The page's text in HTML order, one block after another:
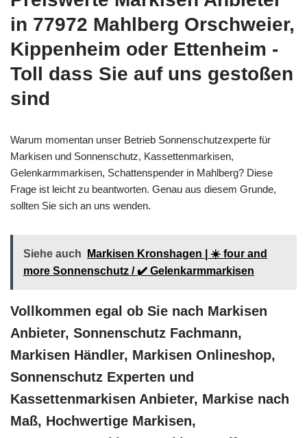
in 77972 Mahlberg Orschweier,
Kippenheim oder Ettenheim -
Toll dass Sie auf uns gestoßen
sind
Warum momentan unser Betrieb Sonnenschutzexperte für
Markisen und Sonnenschutz, Kassettenmarkisen,
Gelenkarmmarkisen, Schattenspender in Mahlberg? Diese
Frage ist leicht zu beantworten. Genau aus diesem Grunde,
sollten Sie sich an uns wenden.
Siehe auch
Markisen Kronshagen | ☀️ four and
more Sonnenschutz / ✔️ Gelenkarmmarkisen
Vollkommen egal ob Sie nach Markisen
Anbieter, Sonnenschutz Fachmann,
Markisen Händler, Markisen Onlineshop,
Sonnenschutz Experten und
Kassettenmarkisen Anbieter, Markise nach
Maß, Hochwertige Markisen,